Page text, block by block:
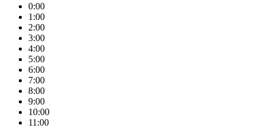
0:00
1:00
2:00
3:00
4:00
5:00
6:00
7:00
8:00
9:00
10:00
11:00